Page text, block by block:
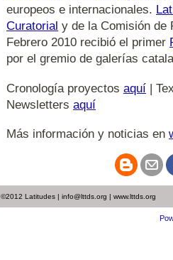
europeos e internacionales.
Curatorial y de la Comisión de
Febrero 2010 recibió el primer
por el gremio de galerías
Cronología proyectos aquí |
Newsletters aquí
Más información y noticias en
©2012 Latitudes | info@lttds.org | www.lttds.org